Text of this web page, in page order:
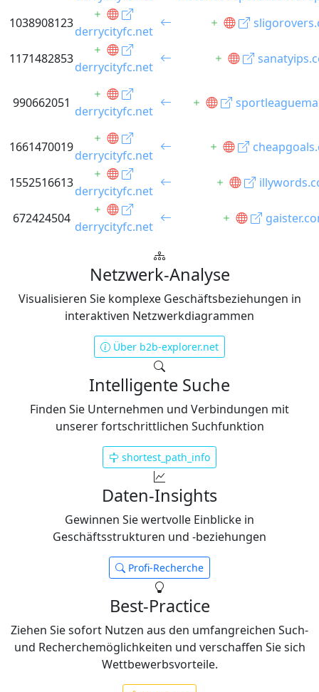
1038908123
derrycityfc.net
1171482853
derrycityfc.net
990662051
derrycityfc.net
1661470019
derrycityfc.net
1552516613
derrycityfc.net
672424504
derrycityfc.net
Netzwerk-Analyse
Visualisieren Sie komplexe Geschäftsbeziehungen in
interaktiven Netzwerkdiagrammen
Über b2b-explorer.net
Intelligente Suche
Finden Sie Unternehmen und Verbindungen mit
unserer fortschrittlichen Suchfunktion
shortest_path_info
Daten-Insights
Gewinnen Sie wertvolle Einblicke in
Geschäftsstrukturen und -beziehungen
Profi-Recherche
Best-Practice
Ziehen Sie sofort Nutzen aus den umfangreichen Such-
und Recherchemöglichkeiten und verschaffen Sie sich
Wettbewerbsvorteile.